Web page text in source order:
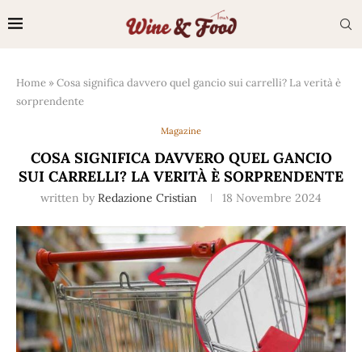
Home »Cosa significa davvero quel gancio sui carrelli? La verità è
sorprendente
Magazine
COSA SIGNIFICA DAVVERO QUEL GANCIO
SUI CARRELLI? LA VERITÀ È SORPRENDENTE
written by Redazione Cristian 18 Novembre 2024